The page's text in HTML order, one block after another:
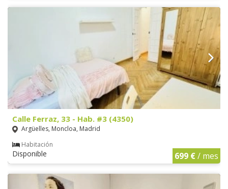
Calle Ferraz, 33 - Hab. #3 (4350)
Argüelles, Moncloa, Madrid
Habitación
Disponible 699 €/ mes